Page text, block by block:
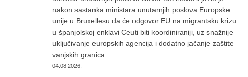
nakon sastanka ministara unutarnjih poslova Europske
unije u Bruxellesu da će odgovor EU na migrantsku krizu
u španjolskoj enklavi Ceuti biti koordiniraniji, uz snažnije
uključivanje europskih agencija i dodatno jačanje zaštite
vanjskih granica
04.08.2026.